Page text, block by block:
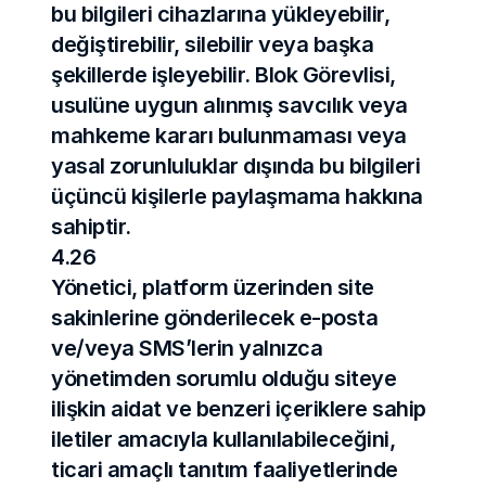
bu bilgileri cihazlarına yükleyebilir,
değiştirebilir, silebilir veya başka
şekillerde işleyebilir. Blok Görevlisi,
usulüne uygun alınmış savcılık veya
mahkeme kararı bulunmaması veya
yasal zorunluluklar dışında bu bilgileri
üçüncü kişilerle paylaşmama hakkına
sahiptir.
4.26
Yönetici, platform üzerinden site
sakinlerine gönderilecek e-posta
ve/veya SMS’lerin yalnızca
yönetimden sorumlu olduğu siteye
ilişkin aidat ve benzeri içeriklere sahip
iletiler amacıyla kullanılabileceğini,
ticari amaçlı tanıtım faaliyetlerinde